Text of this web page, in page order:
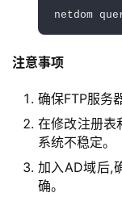
态
关
于
们
netdom
注意事项
确保FTP服务
在修改注册
系统不稳定。
加入AD域后,
确。